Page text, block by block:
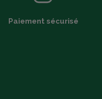
Paiement sécurisé